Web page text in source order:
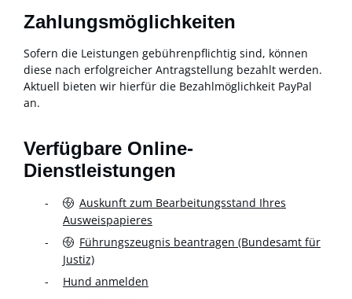
Zahlungsmöglichkeiten
Sofern die Leistungen gebührenpflichtig sind, können
diese nach erfolgreicher Antragstellung bezahlt werden.
Aktuell bieten wir hierfür die Bezahlmöglichkeit PayPal
an.
Verfügbare Online-
Dienstleistungen
Auskunft zum Bearbeitungsstand Ihres
Ausweispapieres
Führungszeugnis beantragen (Bundesamt für
Justiz)
Hund anmelden